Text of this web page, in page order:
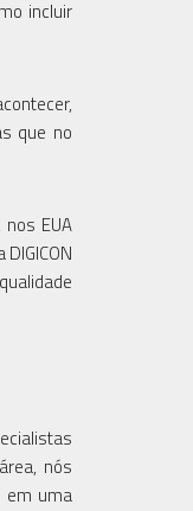
incluir
que no
EUA
nós
em uma